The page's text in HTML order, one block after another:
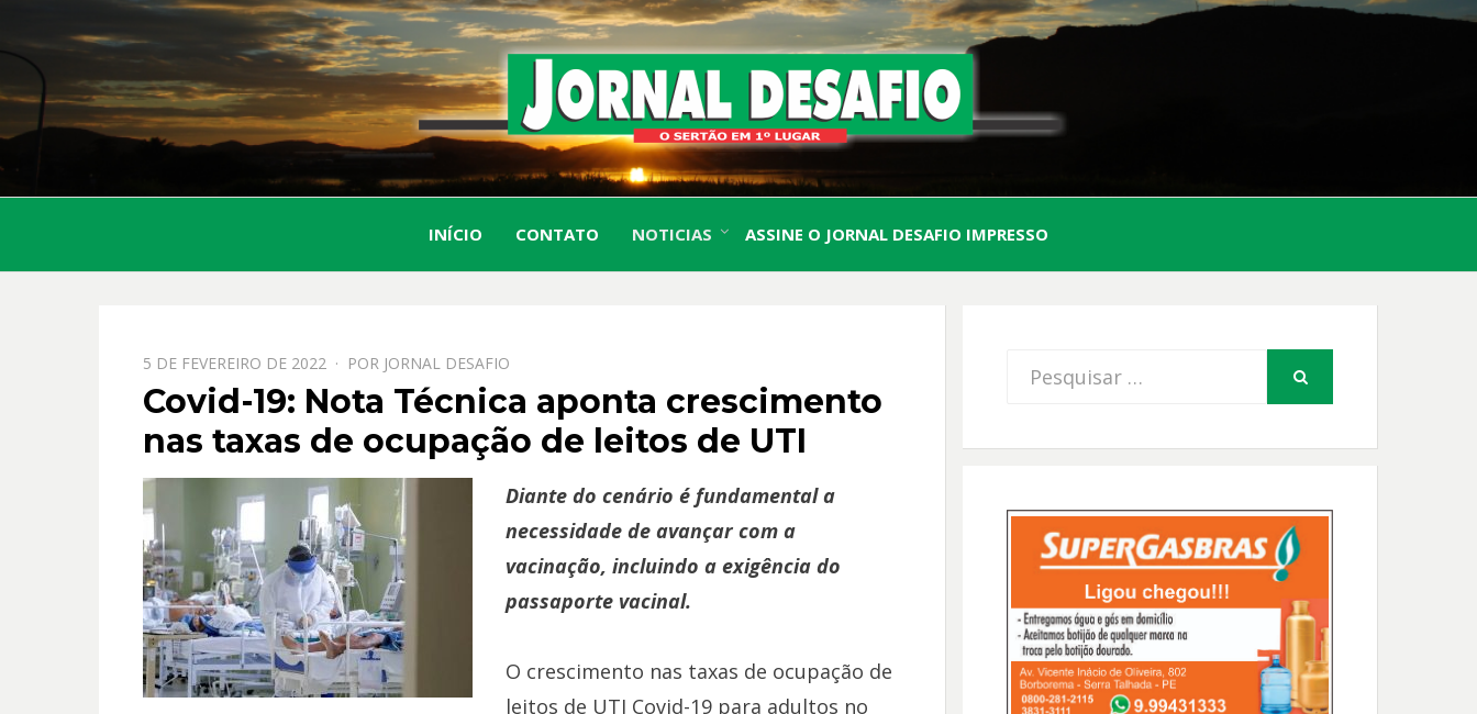
JORNAL
DESAFIO
O Sertão em 1º Lugar
INÍCIO CONTATO NOTICIAS ASSINE O JORNAL DESAFIO IMPRESSO
PPOSTADO
EM
5 DE FEVEREIRO DE 2022 POR JORNAL DESAFIO
Covid-19: Nota Técnica aponta crescimento
nas taxas de ocupação de leitos de UTI
Diante do cenário é fundamental a
necessidade de avançar com a
vacinação, incluindo a exigência do
passaporte vacinal.
O crescimento nas taxas de ocupação de
leitos de UTI Covid-19 para adultos no
Procurar